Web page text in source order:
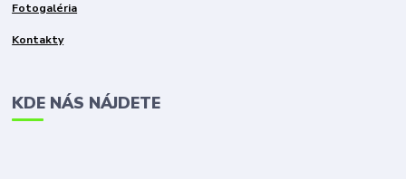
Fotogaléria
Kontakty
KDE NÁS NÁJDETE